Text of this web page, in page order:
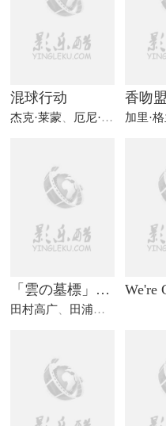
混球行动
杰克·莱蒙 厄尼·科瓦奇 、凯
香吻盟
加里·
「雲の墓標」より 空ゆかば
田村高广 田浦正巳